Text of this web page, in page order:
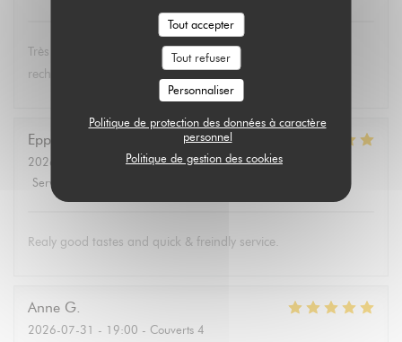
Tout accepter
Tout refuser
Personnaliser
Politique de protection des données à caractère
personnel
Politique de gestion des cookies
Très bon et service très agréable. Même mon père (qui
rechigne un peu sur le vegan) a adoré les lasagnes !
Eppo
2026-08-01
- 19:30 - Couverts 4
Service
Realy good tastes and quick & freindly service.
Anne G
2026-07-31 - 19:00 - Couverts 4